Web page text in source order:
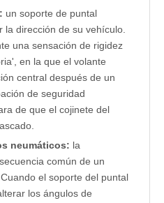
un soporte de puntal
dirección de su vehículo.
una sensación de rigidez
en la que el volante
central después de un
de seguridad
de que el cojinete del
neumáticos: la
común de un
el soporte del puntal
los ángulos de